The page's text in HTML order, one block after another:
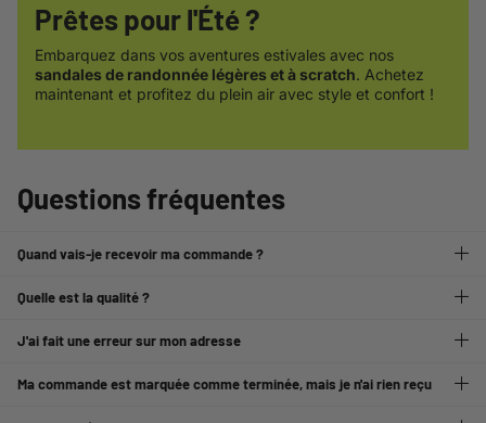
Prêtes pour l'Été ?
Embarquez dans vos aventures estivales avec nos
sandales de randonnée légères et à scratch. Achetez
maintenant et profitez du plein air avec style et confort !
Questions fréquentes
Quand vais-je recevoir ma commande ?
Quelle est la qualité ?
J'ai fait une erreur sur mon adresse
Ma commande est marquée comme terminée, mais je n'ai rien reçu